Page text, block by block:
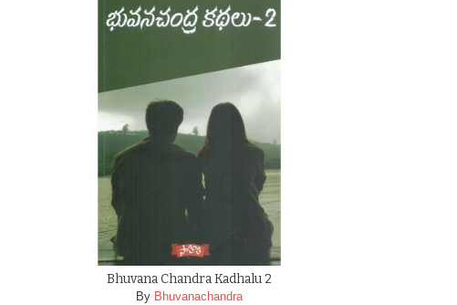
Bhuvana Chandra Kadhalu 2
By Bhuvanachandra